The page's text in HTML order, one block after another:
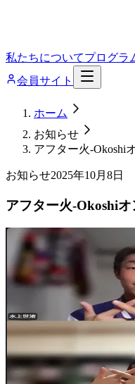
私たちについてプログラ
会員サイト
ホーム
お知らせ
アフター火-Okoshi
お知らせ2025年10月8日
アフター火-Okoshi